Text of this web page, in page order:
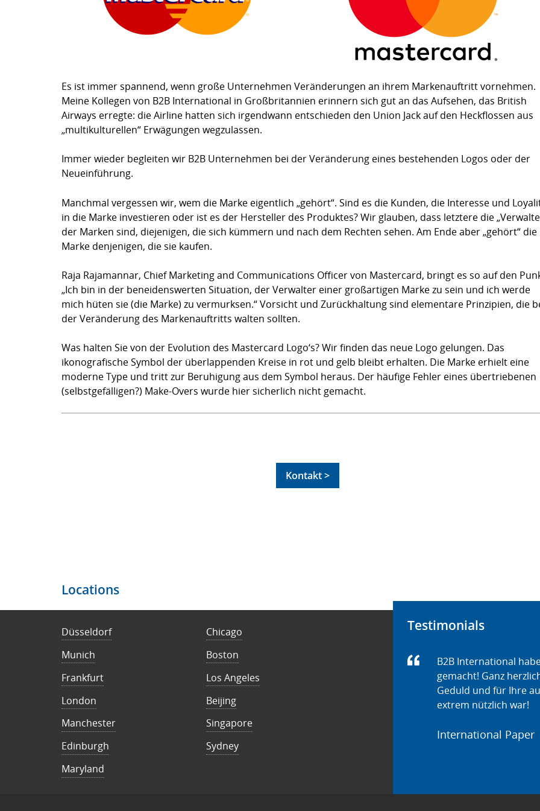
Zusammenfassung für Deutschland
Es ist immer spannend, wenn große Unternehmen Veränderungen an ihrem Markenauftritt vornehmen.
Meine Kollegen von B2B International in Großbritannien erinnern sich gut an das Aufsehen, das British
Airways erregte: die Airline hatten sich irgendwann entschieden den Union Jack auf den Heckflossen aus
„multikulturellen“ Erwägungen wegzulassen.
Immer wieder begleiten wir B2B Unternehmen bei der Veränderung eines bestehenden Logos oder der
Neueinführung.
Manchmal vergessen wir, wem die Marke eigentlich „gehört“. Sind es die Kunden, die Interesse und
in die Marke investieren oder ist es der Hersteller des Produktes? Wir glauben, dass letztere die
der Marken sind, diejenigen, die sich kümmern und nach dem Rechten sehen. Am Ende aber „gehört“ die
Marke denjenigen, die sie kaufen.
Raja Rajamannar, Chief Marketing and Communications Officer von Mastercard, bringt es so auf den
„Ich bin in der beneidenswerten Situation, der Verwalter einer großartigen Marke zu sein und ich werde
mich hüten sie (die Marke) zu vermurksen.“ Vorsicht und Zurückhaltung sind elementare Prinzipien, die
der Veränderung des Markenauftritts walten sollten.
Was halten Sie von der Evolution des Mastercard Logo‘s? Wir finden das neue Logo gelungen. Das
ikonografische Symbol der überlappenden Kreise in rot und gelb bleibt erhalten. Die Marke erhielt eine
moderne Type und tritt zur Beruhigung aus dem Symbol heraus. Der häufige Fehler eines übertriebenen
(selbstgefälligen?) Make-Overs wurde hier sicherlich nicht gemacht.
Kontakt >
Locations
Düsseldorf
Munich
Frankfurt
London
Manchester
Edinburgh
Maryland
Chicago
Boston
Los Angeles
Beijing
Singapore
Sydney
Testimonials
B2B International
gemacht! Ganz
Geduld und für Ihre
extrem nützlich war!
International Paper